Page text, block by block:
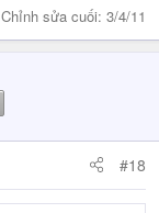
Chỉnh sửa cuối: 3/4/11
#18